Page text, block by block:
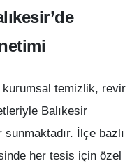
temizlik, revir
Balıkesir
İlçe bazlı
her tesis için özel